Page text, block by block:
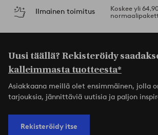
Ilmainen toimitus
Koskee yli
Uusi täällä? Rekisteröidy
kalleimmasta tuotteesta*
Asiakkaana meillä olet ensimmäinen, jolla
tarjouksia, jännittäviä uutisia ja paljon
Rekisteröidy itse